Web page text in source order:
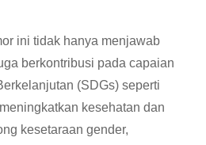
ini tidak hanya menjawab
berkontribusi pada capaian
(SDGs) seperti
kesehatan dan
kesetaraan gender,